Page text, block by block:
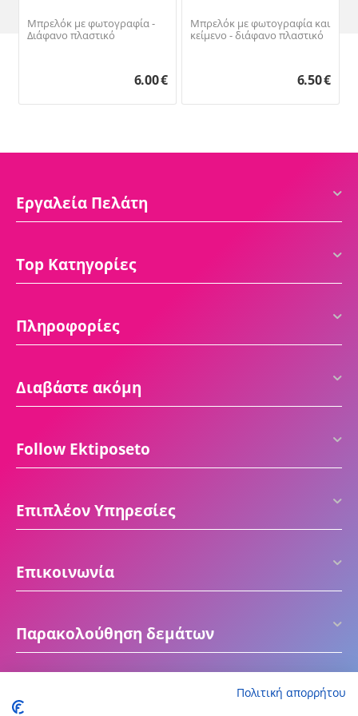
Μπρελόκ με φωτογραφία -
Διάφανο πλαστικό
6.00€
Μπρελόκ με φωτογραφία και
κείμενο - διάφανο πλαστικό
6.50€
Εργαλεία Πελάτη
Top Κατηγορίες
Πληροφορίες
Διαβάστε ακόμη
Follow Ektiposeto
Επιπλέον Υπηρεσίες
Επικοινωνία
Παρακολούθηση δεμάτων
Πολιτική απορρήτου